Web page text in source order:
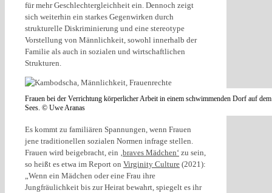
für mehr Geschlechtergleichheit ein. Dennoch zeigt
sich weiterhin ein starkes Gegenwirken durch
strukturelle Diskriminierung und eine stereotype
Vorstellung von Männlichkeit, sowohl innerhalb der
Familie als auch in sozialen und wirtschaftlichen
Strukturen.
Frauen bei der Verrichtung körperlicher Arbeit in einem schwimmenden Dorf auf
Sees. © Uwe Aranas
Es kommt zu familiären Spannungen, wenn Frauen
jene traditionellen sozialen Normen infrage stellen.
Frauen wird beigebracht, ein ‚braves Mädchen‘ zu sein,
so heißt es etwa im Report on Virginity Culture (2021):
„Wenn ein Mädchen oder eine Frau ihre
Jungfräulichkeit bis zur Heirat bewahrt, spiegelt es ihr